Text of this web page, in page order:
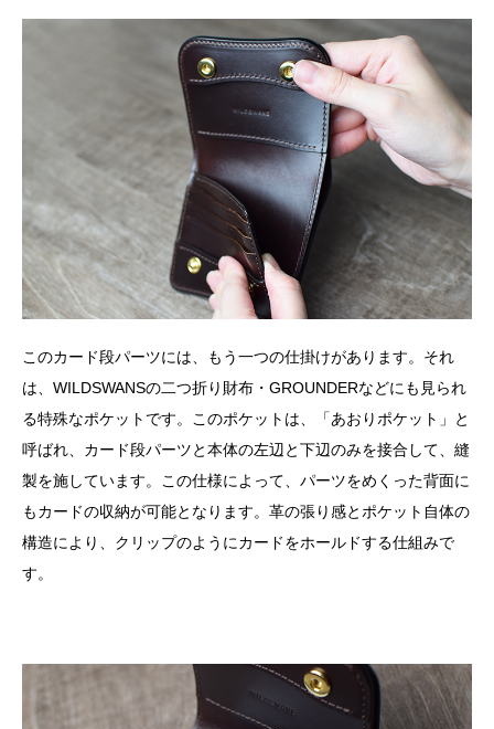
このカード段パーツには、もう一つの仕掛けがあります。それ
は、WILDSWANSの二つ折り財布・GROUNDERなどにも見られ
る特殊なポケットです。このポケットは、「あおりポケット」と
呼ばれ、カード段パーツと本体の左辺と下辺のみを接合して、縫
製を施しています。この仕様によって、パーツをめくった背面に
もカードの収納が可能となります。革の張り感とポケット自体の
構造により、クリップのようにカードをホールドする仕組みで
す。